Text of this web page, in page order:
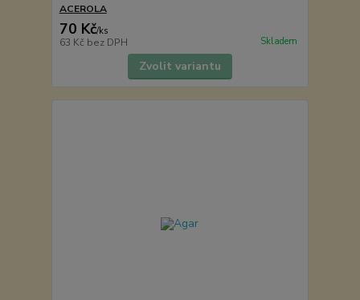
ACEROLA
70 Kč/ks
63 Kč bez DPH Skladem
Zvolit variantu